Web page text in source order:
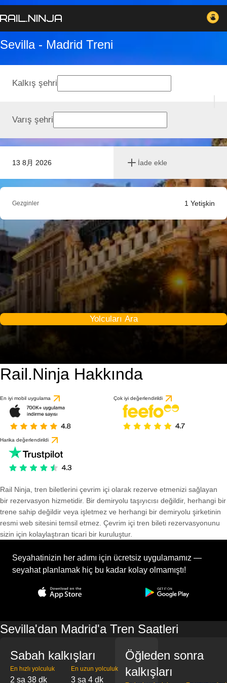
Sevilla - Madrid Treni
13 8月 2026 İade ekle
Kalkış şehri
Varış şehri
Gezginler 1 Yetişkin
Yolcuları Ara
Rail.Ninja Hakkında
En iyi mobil uygulama Çok iyi değerlendirildi
Harika değerlendirildi
Rail Ninja, tren biletlerini çevrim içi olarak rezerve etmenizi sağlayan
bir rezervasyon hizmetidir. Bir demiryolu taşıyıcısı değildir, herhangi bir
trene sahip değildir veya işletmez ve herhangi bir demiryolu şirketinin
resmi web sitesini temsil etmez. Çevrim içi tren bileti rezervasyonunu
sizin için kolaylaştıran ticari bir kuruluştur.
Seyahatinizin her adımı için ücretsiz uygulamamız —
seyahat planlamak hiç bu kadar kolay olmamıştı!
Sevilla'dan Madrid'a Tren Saatleri
Sabah kalkışları
En hızlı yolculuk
2 sa 38 dk
En uzun yolculuk
3 sa 4 dk
Öğleden sonra
kalkışları
63 değerlendirmeye